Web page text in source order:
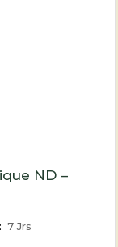
ND –
7 Jrs